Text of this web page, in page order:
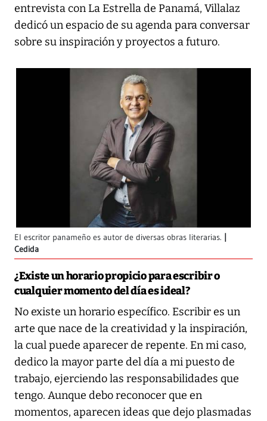
entrevista con La Estrella de Panamá, Villalaz
dedicó un espacio de su agenda para conversar
sobre su inspiración y proyectos a futuro.
El escritor panameño es autor de diversas obras literarias.
Cedida
¿Existe un horario propicio para escribir o
cualquier momento del día es ideal?
No existe un horario específico. Escribir es un
arte que nace de la creatividad y la inspiración,
la cual puede aparecer de repente. En mi caso,
dedico la mayor parte del día a mi puesto de
trabajo, ejerciendo las responsabilidades que
tengo. Aunque debo reconocer que en
momentos, aparecen ideas que dejo plasmadas